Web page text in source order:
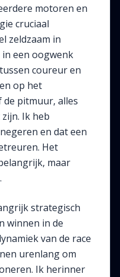
motoren en
cruciaal
zeldzaam in
een oogwenk
coureur en
op het
de pitmuur, alles
Ik heb
en dat een
Het
maar
strategisch
winnen in de
van de race
urenlang om
Ik herinner